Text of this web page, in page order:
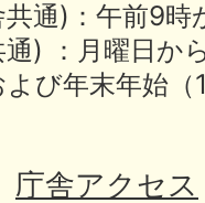
共通)：午前9
) ：月曜日か
び年末年始
庁舎アクセス